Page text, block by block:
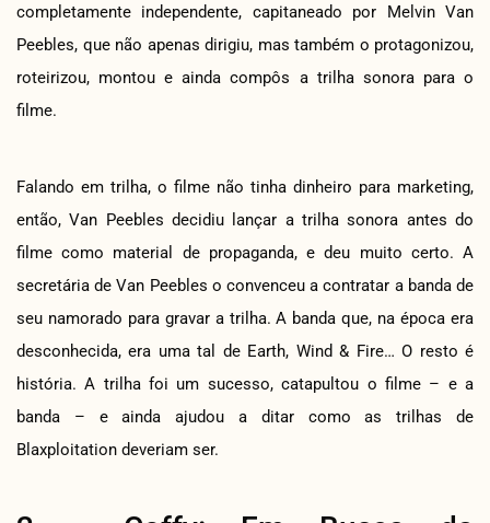
completamente independente, capitaneado por Melvin Van
Peebles, que não apenas dirigiu, mas também o protagonizou,
roteirizou, montou e ainda compôs a trilha sonora para o
filme.
Falando em trilha, o filme não tinha dinheiro para marketing,
então, Van Peebles decidiu lançar a trilha sonora antes do
filme como material de propaganda, e deu muito certo. A
secretária de Van Peebles o convenceu a contratar a banda de
seu namorado para gravar a trilha. A banda que, na época era
desconhecida, era uma tal de Earth, Wind & Fire… O resto é
história. A trilha foi um sucesso, catapultou o filme – e a
banda – e ainda ajudou a ditar como as trilhas de
Blaxploitation deveriam ser.